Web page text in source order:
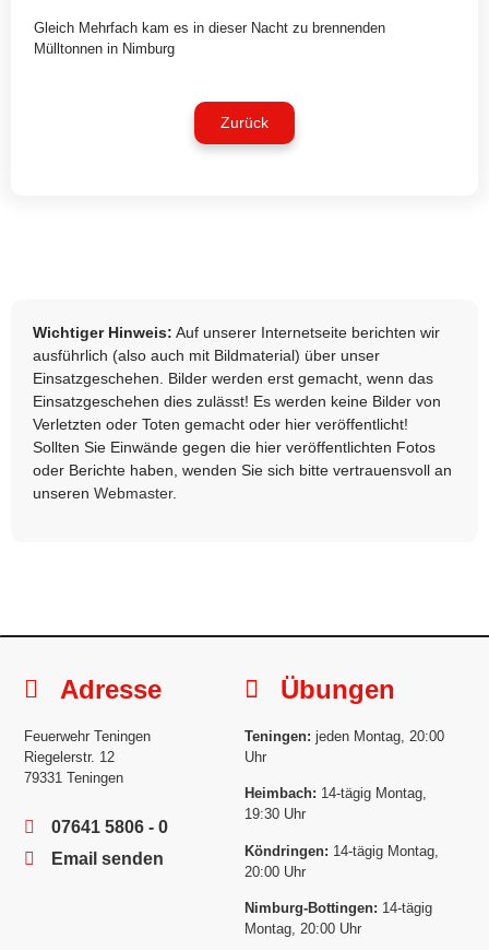
Gleich Mehrfach kam es in dieser Nacht zu brennenden
Mülltonnen in Nimburg
Zurück
Wichtiger Hinweis: Auf unserer Internetseite berichten wir
ausführlich (also auch mit Bildmaterial) über unser
Einsatzgeschehen. Bilder werden erst gemacht, wenn das
Einsatzgeschehen dies zulässt! Es werden keine Bilder von
Verletzten oder Toten gemacht oder hier veröffentlicht!
Sollten Sie Einwände gegen die hier veröffentlichten Fotos
oder Berichte haben, wenden Sie sich bitte vertrauensvoll an
unseren Webmaster.
Adresse
Feuerwehr Teningen
Riegelerstr. 12
79331 Teningen
07641 5806 - 0
Email senden
Übungen
Teningen: jeden Montag, 20:00
Uhr
Heimbach: 14-tägig Montag,
19:30 Uhr
Köndringen: 14-tägig Montag,
20:00 Uhr
Nimburg-Bottingen: 14-tägig
Montag, 20:00 Uhr